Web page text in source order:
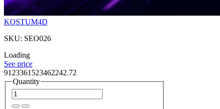
KOSTUM4D
SKU: SEO026
Loading
See price
9123361523462242.72
Quantity